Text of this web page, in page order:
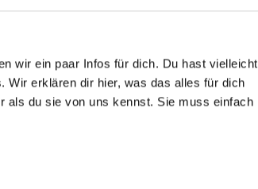
wir ein paar Infos für dich. Du hast vielleicht
Wir erklären dir hier, was das alles für dich
als du sie von uns kennst. Sie muss einfach